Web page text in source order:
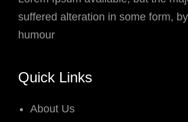
suffered alteration in some form,
humour
Quick Links
About Us